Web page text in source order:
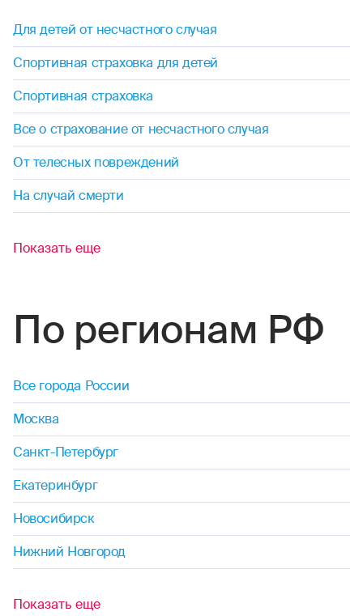
Для детей от несчастного случая
Спортивная страховка для детей
Спортивная страховка
Все о страхование от несчастного случая
От телесных повреждений
На случай смерти
Показать еще
По регионам РФ
Все города России
Москва
Санкт-Петербург
Екатеринбург
Новосибирск
Нижний Новгород
Показать еще